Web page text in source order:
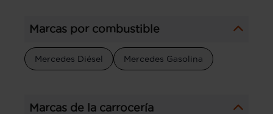
Marcas por combustible
Mercedes Diésel Mercedes Gasolina
Marcas de la carrocería